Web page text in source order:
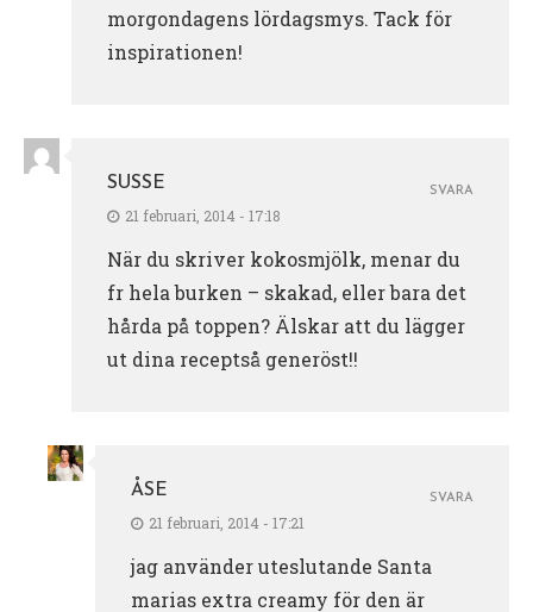
morgondagens lördagsmys. Tack för
inspirationen!
SUSSE
21 februari, 2014 - 17:18
När du skriver kokosmjölk, menar du
fr hela burken – skakad, eller bara det
hårda på toppen? Älskar att du lägger
ut dina receptså generöst!!
SVARA
ÅSE
21 februari, 2014 - 17:21
jag använder uteslutande Santa
marias extra creamy för den är
SVARA